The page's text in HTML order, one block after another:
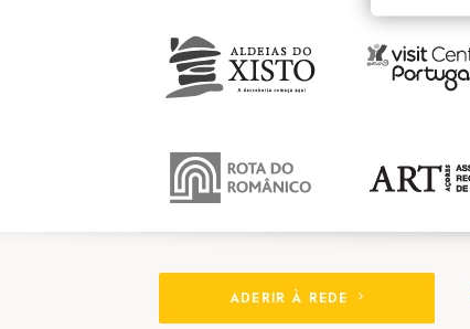
ADERIR À REDE